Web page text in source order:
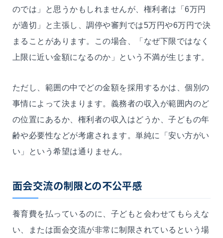
のでは」と思うかもしれませんが、権利者は「6万円
が適切」と主張し、調停や審判では5万円や6万円で決
まることがあります。この場合、「なぜ下限ではなく
上限に近い金額になるのか」という不満が生じます。
ただし、範囲の中でどの金額を採用するかは、個別の
事情によって決まります。義務者の収入が範囲内のど
の位置にあるか、権利者の収入はどうか、子どもの年
齢や必要性などが考慮されます。単純に「安い方がい
い」という希望は通りません。
面会交流の制限との不公平感
養育費を払っているのに、子どもと会わせてもらえな
い、または面会交流が非常に制限されているという場